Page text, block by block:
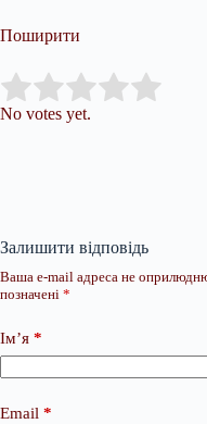
Поширити
Rate this item:
No votes yet.
Залишити відповідь
Ваша e-mail адреса не
позначені *
Ім’я *
Email *